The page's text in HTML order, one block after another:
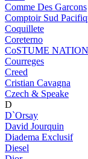
Comme Des Garcons
Comptoir Sud
Coquillete
Coreterno
CoSTUME
Courreges
Creed
Cristian Cavagna
Czech & Speake
D
D`Orsay
David Jourquin
Diadema Exclusif
Diesel